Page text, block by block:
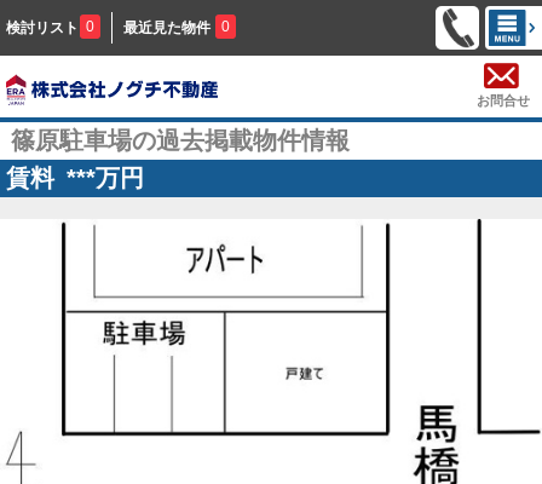
検討リスト 0 最近見た物件 0
お問合せ
篠原駐車場の過去掲載物件情報
賃料 ***万円